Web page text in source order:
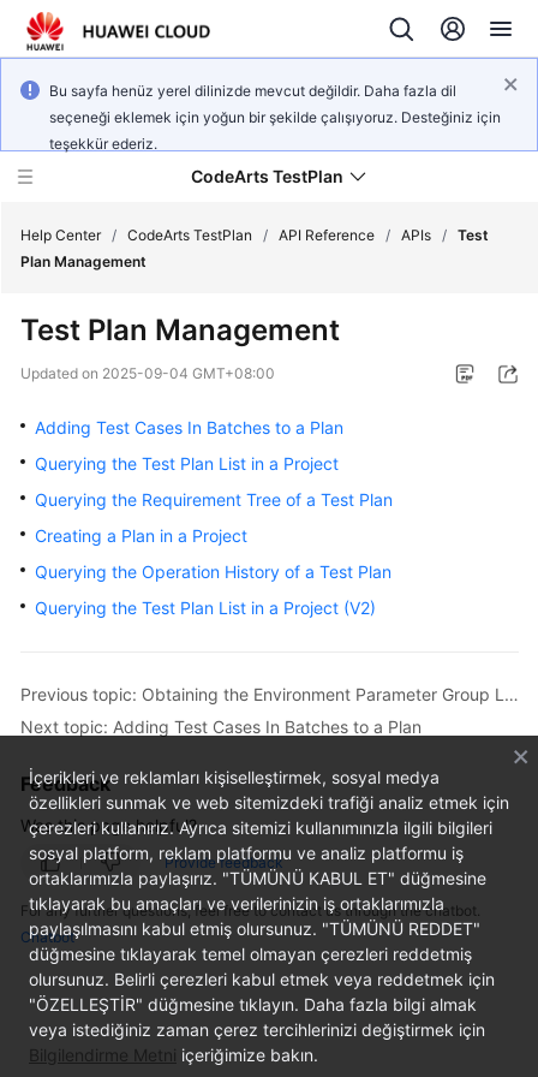
Bu sayfa henüz yerel dilinizde mevcut değildir. Daha fazla dil
seçeneği eklemek için yoğun bir şekilde çalışıyoruz. Desteğiniz için
teşekkür ederiz.
CodeArts TestPlan
New
Overview
Getting
Started
Guide
Best
FAQs
Videos
More
Documents
General
Reference
Help Center / CodeArts TestPlan / API Reference / APIs / Test
Plan Management
Test Plan Management
Updated on 2025-09-04 GMT+08:00
Adding Test Cases In Batches to a Plan
Querying the Test Plan List in a Project
Querying the Requirement Tree of a Test Plan
Creating a Plan in a Project
Querying the Operation History of a Test Plan
Querying the Test Plan List in a Project (V2)
Previous topic: Obtaining the Environment Parameter Group List
Next topic: Adding Test Cases In Batches to a Plan
Feedback
Was this page helpful?
Provide feedback
For any further questions, feel free to contact us through the chatbot.
Chatbot
İçerikleri ve reklamları kişiselleştirmek, sosyal medya
özellikleri sunmak ve web sitemizdeki trafiği analiz etmek için
çerezleri kullanırız. Ayrıca sitemizi kullanımınızla ilgili bilgileri
sosyal platform, reklam platformu ve analiz platformu iş
ortaklarımızla paylaşırız. "TÜMÜNÜ KABUL ET" düğmesine
tıklayarak bu amaçları ve verilerinizin iş ortaklarımızla
paylaşılmasını kabul etmiş olursunuz. "TÜMÜNÜ REDDET"
düğmesine tıklayarak temel olmayan çerezleri reddetmiş
olursunuz. Belirli çerezleri kabul etmek veya reddetmek için
"ÖZELLEŞTİR" düğmesine tıklayın. Daha fazla bilgi almak
veya istediğiniz zaman çerez tercihlerinizi değiştirmek için
Bilgilendirme Metni içeriğimize bakın.